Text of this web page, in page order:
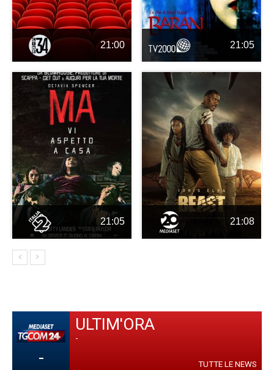
21:00 21:05
21:05 21:08
-
ULTIM'ORA
-
TUTTE LE NEWS